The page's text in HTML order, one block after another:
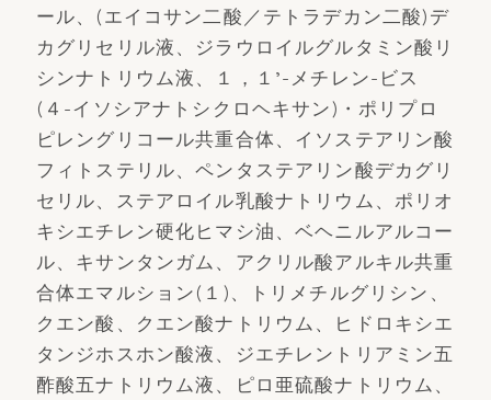
ール、(エイコサン二酸／テトラデカン二酸)デ
カグリセリル液、ジラウロイルグルタミン酸リ
シンナトリウム液、１，１’-メチレン-ビス
(４-イソシアナトシクロヘキサン)・ポリプロ
ピレングリコール共重合体、イソステアリン酸
フィトステリル、ペンタステアリン酸デカグリ
セリル、ステアロイル乳酸ナトリウム、ポリオ
キシエチレン硬化ヒマシ油、ベヘニルアルコー
ル、キサンタンガム、アクリル酸アルキル共重
合体エマルション(１)、トリメチルグリシン、
クエン酸、クエン酸ナトリウム、ヒドロキシエ
タンジホスホン酸液、ジエチレントリアミン五
酢酸五ナトリウム液、ピロ亜硫酸ナトリウム、